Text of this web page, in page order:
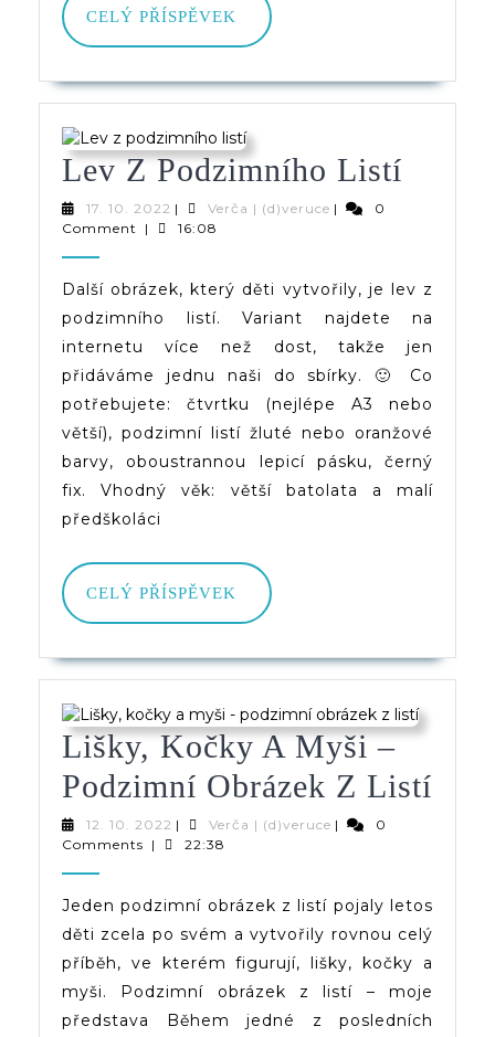
CELÝ PŘÍSPĚVEK
CELÝ
PŘÍSPĚVEK
Lev Z Podzimního Listí
Listí
17. 10. 2022 17.
10.
| Verča | (d)veruceVerča
|
0
Comment
| 16:08
Další obrázek, který děti vytvořily, je lev z
podzimního listí. Variant najdete na
internetu více než dost, takže jen
přidáváme jednu naši do sbírky. 🙂 Co
potřebujete: čtvrtku (nejlépe A3 nebo
větší), podzimní listí žluté nebo oranžové
barvy, oboustrannou lepicí pásku, černý
fix. Vhodný věk: větší batolata a malí
předškoláci
CELÝ PŘÍSPĚVEK
CELÝ
PŘÍSPĚVEK
Lišky, Kočky A Myši –
Podzimní Obrázek Z Listí
–
12. 10. 2022 12.
10.
| Verča | (d)veruceVerča
|
0
Comments | 22:38
Jeden podzimní obrázek z listí pojaly letos
děti zcela po svém a vytvořily rovnou celý
příběh, ve kterém figurují, lišky, kočky a
myši. Podzimní obrázek z listí – moje
představa Během jedné z posledních